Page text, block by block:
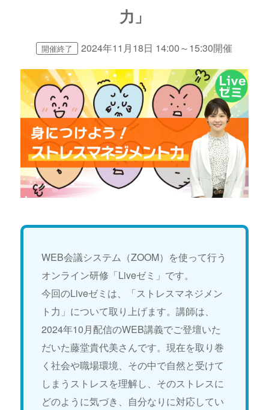
力」
開催終了 2024年11月18日 14:00～15:30開催
WEB会議システム（ZOOM）を使って行う
オンライン研修「Liveゼミ」です。
今回のLiveゼミは、「ストレスマネジメン
ト力」について取り上げます。講師は、
2024年10月配信のWEB講義でご登壇いた
だいた藤堂貴代美さんです。現在を取り巻
く社会や職場環境、その中で自然と受けて
しまうストレスを理解し、そのストレスに
どのように気づき、自分なりに対応してい